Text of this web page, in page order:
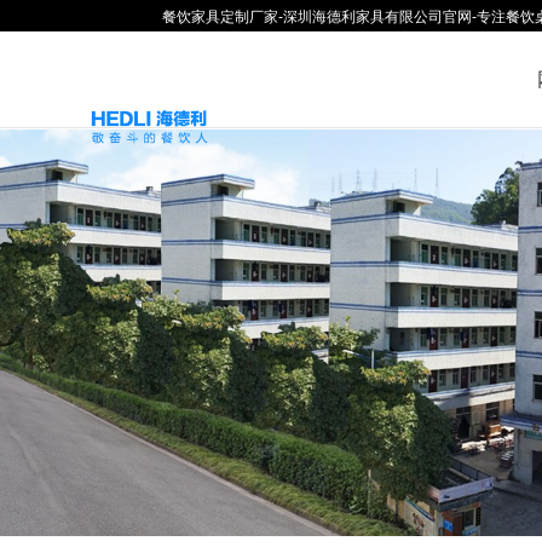
餐饮家具定制厂家-深圳海德利家具有限公司官网-专注餐饮